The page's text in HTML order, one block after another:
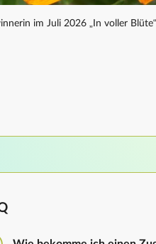
im Juli 2026 „In voller